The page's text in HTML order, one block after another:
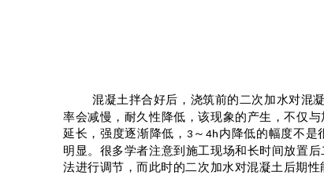
混凝土拌合好后，浇筑前的二次加水对混
率会减慢，耐久性降低，该现象的产生，不仅
延长，强度逐渐降低， 3 ～ 4h 内降低的幅度不是
明显。很多学者注意到施工现场和长时间放置
法进行调节，而此时的二次加水对混凝土后期